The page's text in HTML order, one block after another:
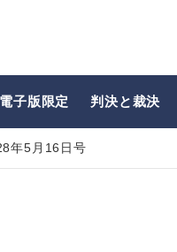
電子版限定 判決と裁決
年5月16日号